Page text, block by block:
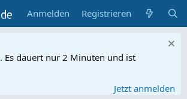
Anmelden Registrieren
. Es dauert nur 2 Minuten und ist
Jetzt anmelden